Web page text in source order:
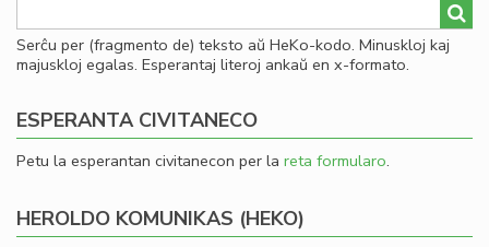
Serĉu per (fragmento de) teksto aŭ HeKo-kodo. Minuskloj kaj
majuskloj egalas. Esperantaj literoj ankaŭ en x-formato.
ESPERANTA CIVITANECO
Petu la esperantan civitanecon per la reta formularo.
HEROLDO KOMUNIKAS (HEKO)